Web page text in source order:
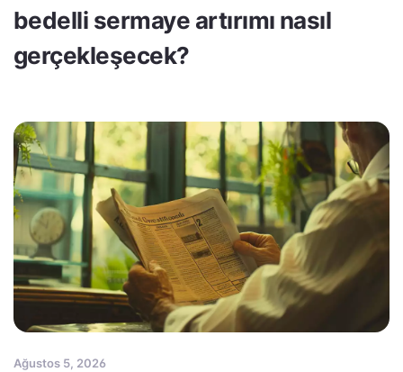
bedelli sermaye artırımı nasıl
gerçekleşecek?
Ağustos 5, 2026